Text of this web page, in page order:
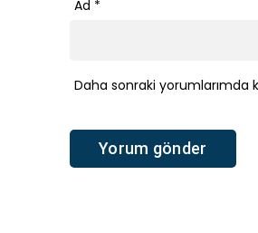
Ad *
Daha sonraki yorumlarımda